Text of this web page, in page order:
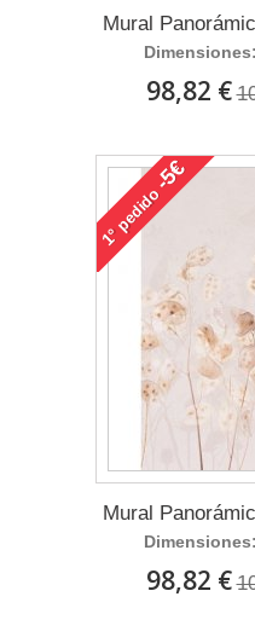
Mural
98,82 €
1°
pedido
-5€
Mural
98,82 €